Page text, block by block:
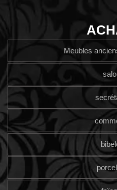
Meubles